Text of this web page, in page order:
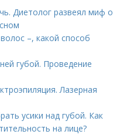
Диетолог развеял миф о
–, какой способ
губой. Проведение
Лазерная
усики над губой. Как
на лице?